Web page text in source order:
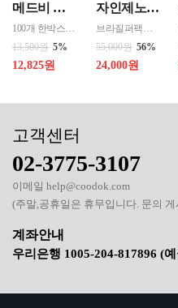
메드비 원더핏 비비 13호 50ml
100개 한박스 도매 상담환영 - 문의 쿠독 -
13,500원 5%
12,825원
자인제노 3종 21입 싱글 로스팅 커피백 13ml 고용량 1케이스 단위 판매
브라질퍼팩트내추럴커피 7개 에티오피아 게데브 워시드커피 7개 콜롬비아 슈가케인 7개
55,000원 56%
24,000원
02-3775-3107
이메일 help@coodok.com
(주말,공휴일은 휴무입니다. 문의
우리은행 1005-204-817896 (